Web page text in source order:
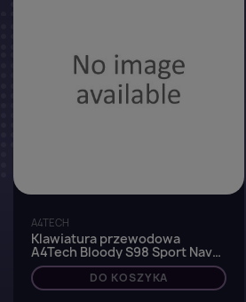
A4TECH
Klawiatura przewodowa
A4Tech Bloody S98 Sport Navy
mechaniczna
DO KOSZYKA